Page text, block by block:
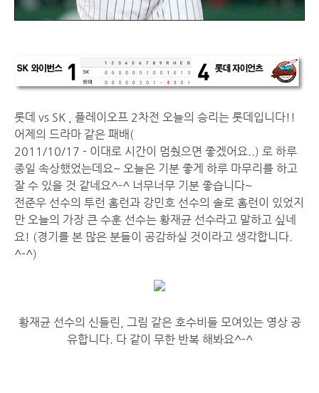
롯데 vs SK , 플레이오프 2차전 오늘의 승리는 롯데입니다!!
어제의 드라마 같은 패배(
2011/10/17 - 이대로 시간이 멈췄으면 좋겠어요..) 로 하루
종일 속상했었는데요~ 오늘은 기분 좋게 하루 마무리를 하고
잘 수 있을 것 같네요^-^ 너무너무 기분 좋습니다~
전준우 선수의 투런 홈런과 강민호 선수의 솔로 홈런이 있었지
만 오늘의 가장 큰 수훈 선수는 황재균 선수라고 말하고 싶네
요! (경기를 본 많은 분들이 공감하실 것이라고 생각합니다.
^-^)
황재균 선수의 신들린, 그림 같은 호수비들 모여있는 영상 공
유합니다. 다 같이 무한 반복 해봐요^-^